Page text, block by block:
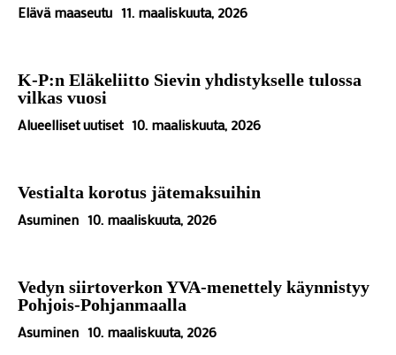
Elävä maaseutu 11. maaliskuuta, 2026
K-P:n Eläkeliitto Sievin yhdistykselle tulossa
vilkas vuosi
Alueelliset uutiset 10. maaliskuuta, 2026
Vestialta korotus jätemaksuihin
Asuminen 10. maaliskuuta, 2026
Vedyn siirtoverkon YVA-menettely käynnistyy
Pohjois-Pohjanmaalla
Asuminen 10. maaliskuuta, 2026